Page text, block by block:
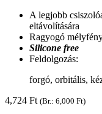
A legjobb
eltávolítására
Ragyogó
Silicone free
Feldolgozás:
forgó, orbitális,
4,724 Ft (Br.: 6,000 Ft)